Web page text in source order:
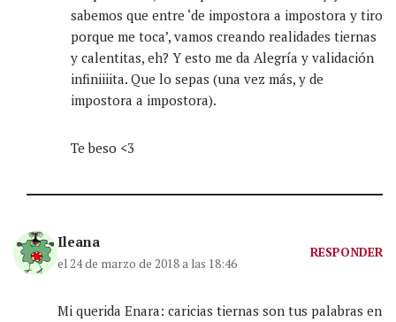
sabemos que entre ‘de impostora a impostora y tiro
porque me toca’, vamos creando realidades tiernas
y calentitas, eh? Y esto me da Alegría y validación
infiniiiita. Que lo sepas (una vez más, y de
impostora a impostora).
Te beso <3
Ileana
el 24 de marzo de 2018 a las 18:46
RESPONDER
Mi querida Enara: caricias tiernas son tus palabras en